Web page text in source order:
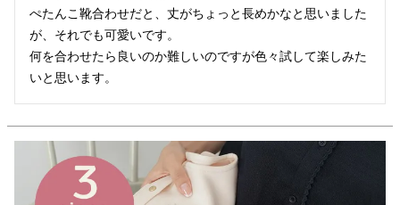
ぺたんこ靴合わせだと、丈がちょっと長めかなと思いました
が、それでも可愛いです。
何を合わせたら良いのか難しいのですが色々試して楽しみた
いと思います。